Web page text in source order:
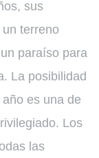
sus
terreno
paraíso para
La posibilidad
es una de
Los
las